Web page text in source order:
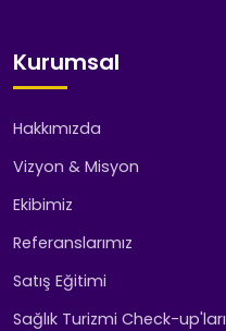
Kurumsal
Hakkımızda
Vizyon & Misyon
Ekibimiz
Referanslarımız
Satış Eğitimi
Sağlık Turizmi Check-up'ları